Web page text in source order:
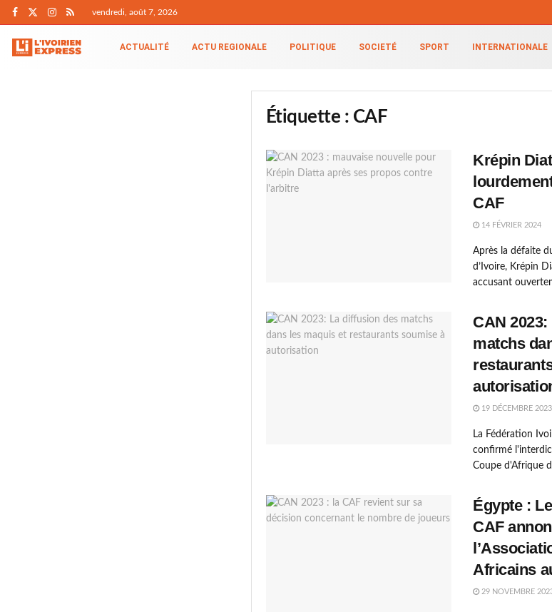
vendredi, août 7, 2026
ACTUALITÉ ACTU REGIONALE POLITIQUE SOCIETÉ SPORT INTERNATIONALE
Étiquette : CAF
Krépin
CAF
14 FÉVRIER 2024
Après la défaite
d’Ivoire, Krépin
accusant
CAN
matchs
19 DÉCEMBRE 2023
La Fédération
confirmé
Coupe d'Afrique
Égypte :
CAF
Africains
29 NOVEMBRE